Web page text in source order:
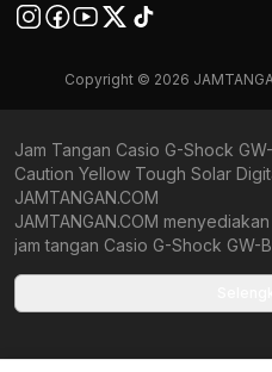
Copyright © 2026
Jam Tangan Casio G-Shock
Caution Yellow Tough Solar
JAMTANGAN.COM
JAMTANGAN.COM
jam tangan Casio G-Shock GW-
Kami berkomitmen untuk
yang tersedia merupakan